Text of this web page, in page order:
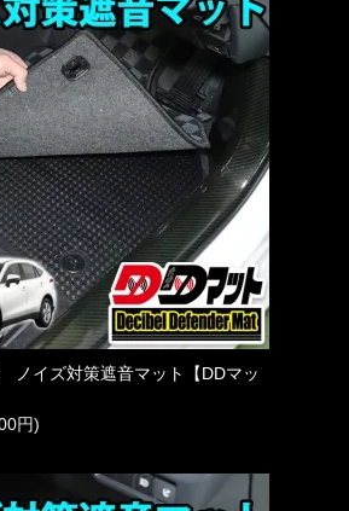
ノイズ対策遮音マット【DDマッ
円)